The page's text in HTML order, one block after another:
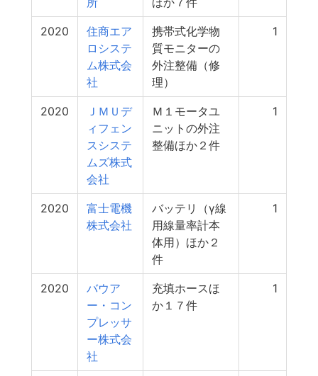
2020
住商エア
ロシステ
ム株式会
社
携帯式化学物
質モニターの
外注整備（修
理）
1
2020
ＪＭＵデ
ィフェン
スシステ
ムズ株式
会社
Ｍ１モータユ
ニットの外注
整備ほか２件
1
2020
富士電機
株式会社
バッテリ（γ線
用線量率計本
体用）ほか２
件
1
2020
バウア
ー・コン
プレッサ
ー株式会
社
充填ホースほ
か１７件
1